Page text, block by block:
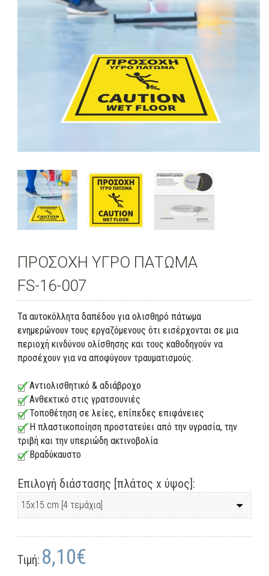
ΠΡΟΣΟΧΗ ΥΓΡΟ ΠΑΤΩΜΑ
FS-16-007
Τα αυτοκόλλητα δαπέδου για ολισθηρό πάτωμα
ενημερώνουν τους εργαζόμενους ότι εισέρχονται σε μια
περιοχή κινδύνου ολίσθησης και τους καθοδηγούν να
προσέχουν για να αποφύγουν τραυματισμούς.
Αντιολισθητικό & αδιάβροχο
Ανθεκτικό στις γρατσουνιές
Τοποθέτηση σε λείες, επίπεδες επιφάνειες
Η πλαστικοποίηση προστατεύει από την υγρασία, την
τριβή και την υπεριώδη ακτινοβολία
Βραδύκαυστο
Επιλογή διάστασης [πλάτος x ύψος]:
Τιμή: 8,10€